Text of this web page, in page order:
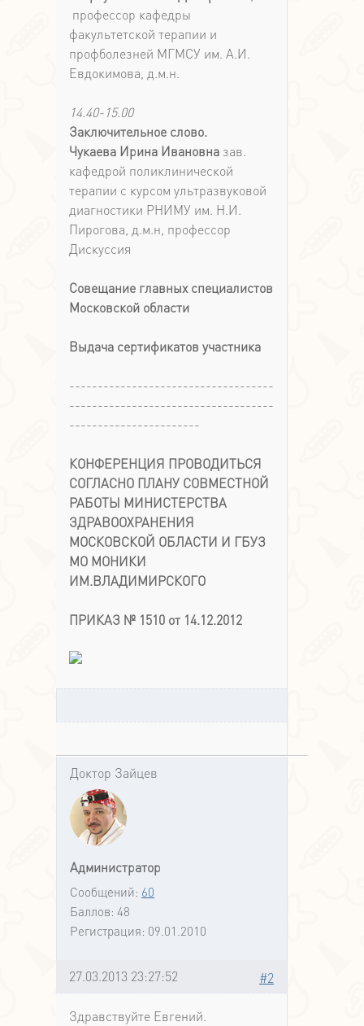
профессор кафедры
факультетской терапии и
профболезней МГМСУ им. А.И.
Евдокимова, д.м.н.
14.40-15.00
Заключительное слово.
Чукаева Ирина Ивановна зав.
кафедрой поликлинической
терапии с курсом ультразвуковой
диагностики РНИМУ им. Н.И.
Пирогова, д.м.н, профессор
Дискуссия
Совещание главных специалистов
Московской области
Выдача сертификатов участника
------------------------------------
------------------------------------
-----------------------
КОНФЕРЕНЦИЯ ПРОВОДИТЬСЯ
СОГЛАСНО ПЛАНУ СОВМЕСТНОЙ
РАБОТЫ МИНИСТЕРСТВА
ЗДРАВООХРАНЕНИЯ
МОСКОВСКОЙ ОБЛАСТИ И ГБУЗ
МО МОНИКИ
ИМ.ВЛАДИМИРСКОГО
ПРИКАЗ № 1510 от 14.12.2012
Доктор Зайцев
Администратор
Сообщений: 60
Баллов: 48
Регистрация: 09.01.2010
#2
27.03.2013 23:27:52
Здравствуйте Евгений.